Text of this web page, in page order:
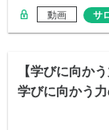
動画 サ
【学びに向か
学びに向かう